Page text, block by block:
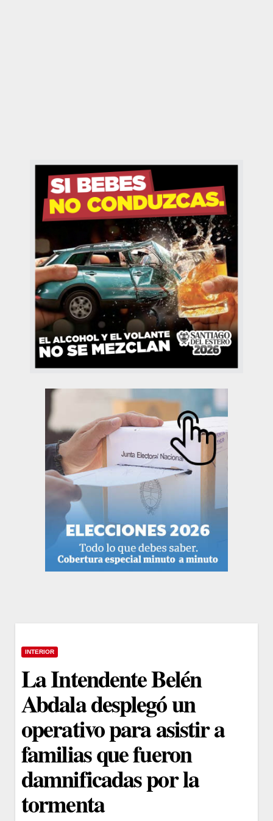
INTERIOR
La Intendente Belén
Abdala desplegó un
operativo para asistir a
familias que fueron
damnificadas por la
tormenta